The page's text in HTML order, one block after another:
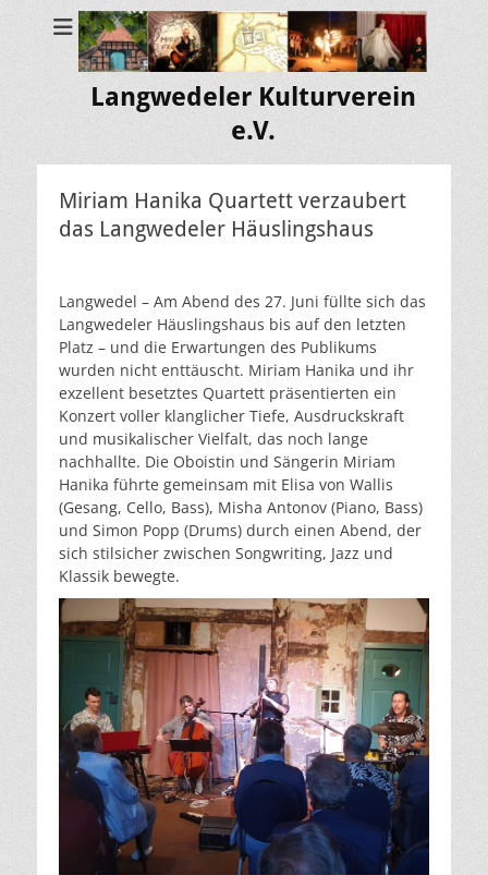
Langwedeler Kulturverein
e.V.
Miriam Hanika Quartett verzaubert
das Langwedeler Häuslingshaus
Langwedel – Am Abend des 27. Juni füllte sich das
Langwedeler Häuslingshaus bis auf den letzten
Platz – und die Erwartungen des Publikums
wurden nicht enttäuscht. Miriam Hanika und ihr
exzellent besetztes Quartett präsentierten ein
Konzert voller klanglicher Tiefe, Ausdruckskraft
und musikalischer Vielfalt, das noch lange
nachhallte. Die Oboistin und Sängerin Miriam
Hanika führte gemeinsam mit Elisa von Wallis
(Gesang, Cello, Bass), Misha Antonov (Piano, Bass)
und Simon Popp (Drums) durch einen Abend, der
sich stilsicher zwischen Songwriting, Jazz und
Klassik bewegte.